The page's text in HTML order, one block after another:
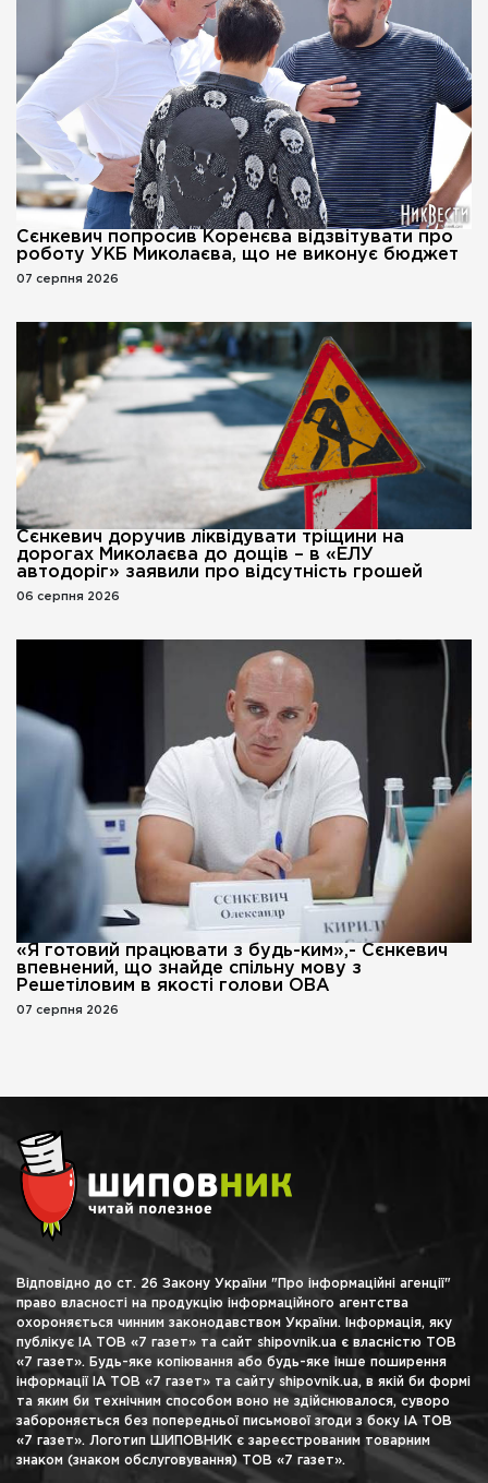
Сєнкевич попросив Коренєва відзвітувати про
роботу УКБ Миколаєва, що не виконує бюджет
07 серпня 2026
Сєнкевич доручив ліквідувати тріщини на
дорогах Миколаєва до дощів – в «ЕЛУ
автодоріг» заявили про відсутність грошей
06 серпня 2026
«Я готовий працювати з будь-ким»,- Сєнкевич
впевнений, що знайде спільну мову з
Решетіловим в якості голови ОВА
07 серпня 2026
Відповідно до ст. 26 Закону України "Про інформаційні агенції"
право власності на продукцію інформаційного агентства
охороняється чинним законодавством України. Інформація, яку
публікує ІА ТОВ «7 газет» та сайт shipovnik.ua є власністю ТОВ
«7 газет». Будь-яке копіювання або будь-яке інше поширення
інформації ІА ТОВ «7 газет» та сайту shipovnik.ua, в якій би формі
та яким би технічним способом воно не здійснювалося, суворо
забороняється без попередньої письмової згоди з боку ІА ТОВ
«7 газет». Логотип ШИПОВНИК є зареєстрованим товарним
знаком (знаком обслуговування) ТОВ «7 газет».